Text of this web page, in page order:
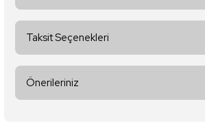
Taksit Seçenekleri
Önerileriniz